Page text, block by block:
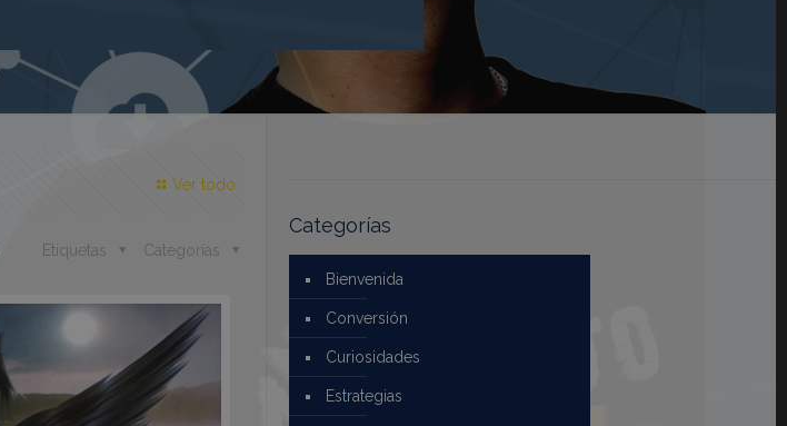
Ver todo
Categorías
Etiquetas
Categorías
Bienvenida
Conversión
Curiosidades
Estrategias